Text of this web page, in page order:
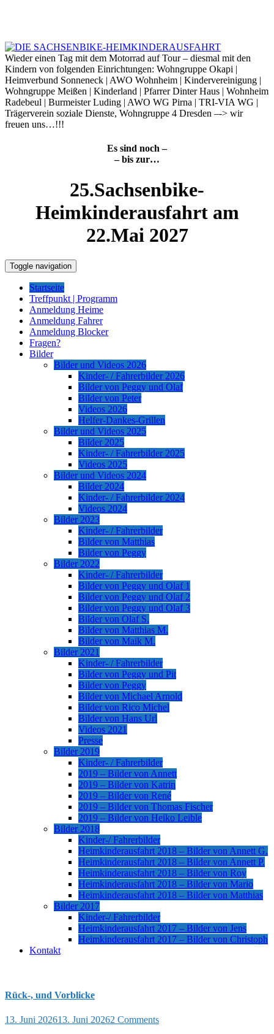
Wieder einen Tag mit dem Motorrad auf Tour – diesmal mit den
Kindern von folgenden Einrichtungen: Wohngruppe Okapi |
Heimverbund Sonneneck | AWO Wohnheim | Kindervereinigung |
Wohngruppe Meißen | Kinderland | Pfarrer Dinter Haus | Wohnheim
Radebeul | Burmeister Luding | AWO WG Pirna | TRI-VIA WG |
Trägerverein soziale Dienste, Wohngruppe 4 Dresden –-> wir
freuen uns…!!!
Es sind noch –
– bis zur…
25.Sachsenbike-
Heimkinderausfahrt am
22.Mai 2027
Toggle navigation
Startseite
Treffpunkt | Programm
Anmeldung Heime
Anmeldung Fahrer
Anmeldung Blocker
Fragen?
Bilder
Bilder und Videos 2026
Kinder- / Fahrerbilder 2026
Bilder von Peggy und Olaf
Bilder von Peter
Videos 2026
Helfer-Dankes-Grillen
Bilder und Videos 2025
Bilder 2025
Kinder- / Fahrerbilder 2025
Videos 2025
Bilder und Videos 2024
Bilder 2024
Kinder- / Fahrerbilder 2024
Videos 2024
Bilder 2023
Kinder- / Fahrerbilder
Bilder von Matthias
Bilder von Peggy
Bilder 2022
Kinder- / Fahrerbilder
Bilder von Peggy und Olaf 1
Bilder von Peggy und Olaf 2
Bilder von Peggy und Olaf 3
Bilder von Olaf S.
Bilder von Matthias M.
Bilder von Maik M.
Bilder 2021
Kinder- / Fahrerbilder
Bilder von Peggy und Pit
Bilder von Peggy
Bilder von Michael Arnold
Bilder von Rico Michel
Bilder von Hans Url
Videos 2021
Presse
Bilder 2019
Kinder- / Fahrerbilder
2019 – Bilder von Annett
2019 – Bilder von Katrin
2019 – Bilder von René
2019 – Bilder von Thomas Fischer
2019 – Bilder von Heiko Leible
Bilder 2018
Kinder-/ Fahrerbilder
Heimkinderausfahrt 2018 – Bilder von Annett G.
Heimkinderausfahrt 2018 – Bilder von Annett P.
Heimkinderausfahrt 2018 – Bilder von Roy
Heimkinderausfahrt 2018 – Bilder von Mario
Heimkinderausfahrt 2018 – Bilder von Matthias
Bilder 2017
Kinder-/ Fahrerbilder
Heimkinderausfahrt 2017 – Bilder von Jens
Heimkinderausfahrt 2017 – Bilder von Christoph
Kontakt
Rück-, und Vorblicke
13. Juni 202613. Juni 20262 Comments